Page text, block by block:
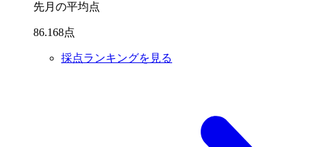
先月の平均点
86.168点
採点ランキングを見る